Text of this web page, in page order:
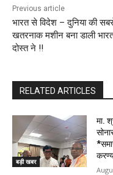
Previous article
भारत से विदेश – दुनिया की
खतरनाक मशीन बना डाली
दोस्त ने !!
RELATED ARTICLES
बड़ी खबर
मा.